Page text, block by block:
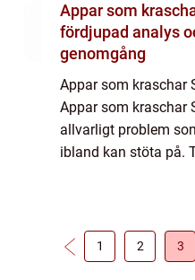
Appar som
fördjupad analys
genomgång
Appar som kraschar
Appar som kraschar
allvarligt problem
ibland kan stöta på.
1 2 3